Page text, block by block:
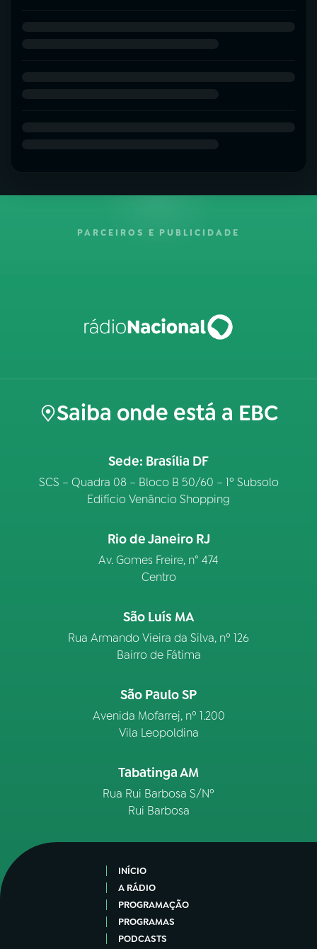
PARCEIROS E PUBLICIDADE
Saiba onde está a EBC
Sede: Brasília DF
SCS – Quadra 08 – Bloco B 50/60 – 1º Subsolo
Edifício Venâncio Shopping
Rio de Janeiro RJ
Av. Gomes Freire, n° 474
Centro
São Luís MA
Rua Armando Vieira da Silva, nº 126
Bairro de Fátima
São Paulo SP
Avenida Mofarrej, nº 1.200
Vila Leopoldina
Tabatinga AM
Rua Rui Barbosa S/Nº
Rui Barbosa
INÍCIO
A RÁDIO
PROGRAMAÇÃO
PROGRAMAS
PODCASTS